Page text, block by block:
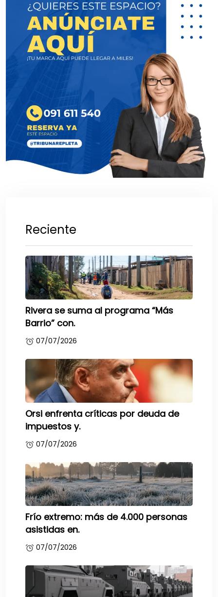
Reciente
Rivera se suma al programa “Más
Barrio” con.
07/07/2026
Orsi enfrenta críticas por deuda de
impuestos y.
07/07/2026
Frío extremo: más de 4.000 personas
asistidas en.
07/07/2026